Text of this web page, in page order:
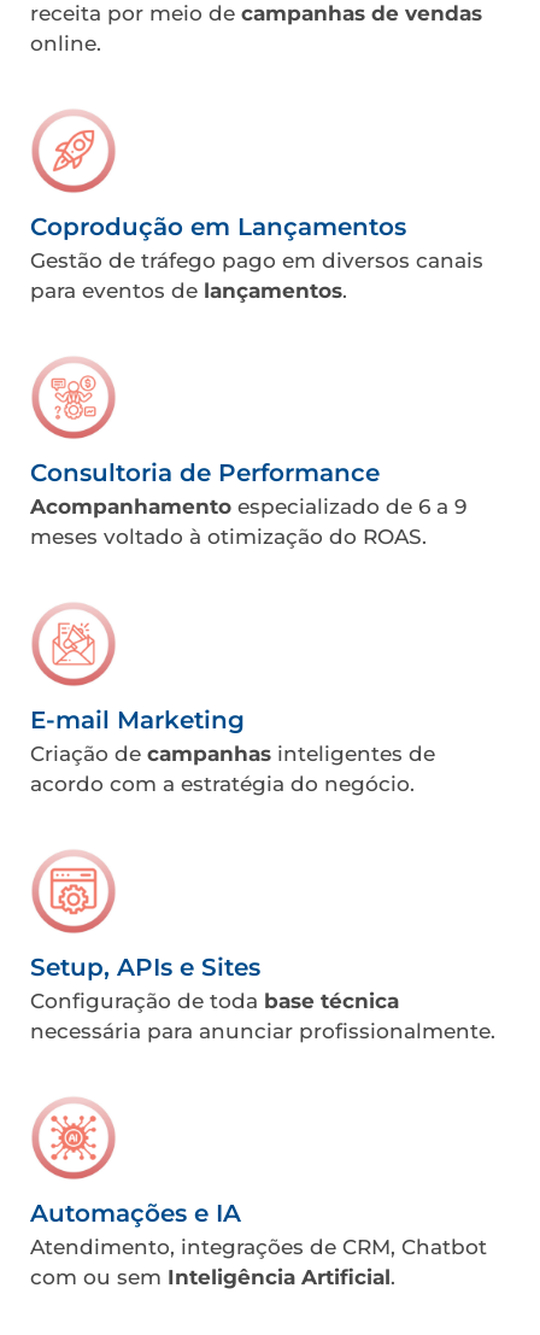
receita por meio de campanhas de vendas
online.
Coprodução em Lançamentos
Gestão de tráfego pago em diversos canais
para eventos de lançamentos.
Consultoria de Performance
Acompanhamento especializado de 6 a 9
meses voltado à otimização do ROAS.
E-mail Marketing
Criação de campanhas inteligentes de
acordo com a estratégia do negócio.
Setup, APIs e Sites
Configuração de toda base técnica
necessária para anunciar profissionalmente.
Automações e IA
Atendimento, integrações de CRM, Chatbot
com ou sem Inteligência Artificial.